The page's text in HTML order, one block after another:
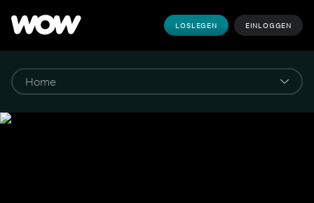
LOSLEGEN EINLOGGEN